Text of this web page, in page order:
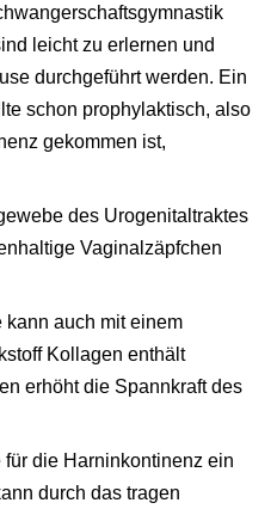
leicht zu erlernen und
durchgeführt werden. Ein
schon prophylaktisch, also
gekommen ist,
des Urogenitaltraktes
Vaginalzäpfchen
kann auch mit einem
Kollagen enthält
erhöht die Spannkraft des
für die Harninkontinenz ein
durch das tragen